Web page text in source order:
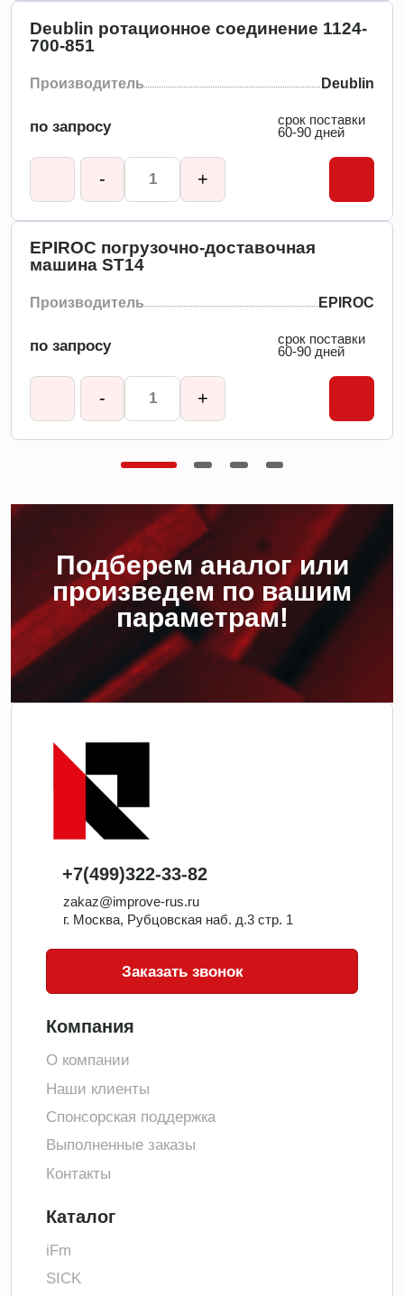
Deublin ротационное соединение 1124-
700-851
Производитель Deublin
по запросу
срок поставки
60-90 дней
- +
EPIROC погрузочно-доставочная
машина ST14
Производитель EPIROC
по запросу
срок поставки
60-90 дней
- +
Подберем аналог или
произведем по вашим
параметрам!
+7(499)322-33-82
zakaz@improve-rus.ru
г. Москва, Рубцовская наб. д.3 стр. 1
Заказать звонок
Компания
О компании
Наши клиенты
Спонсорская поддержка
Выполненные заказы
Контакты
Каталог
iFm
SICK